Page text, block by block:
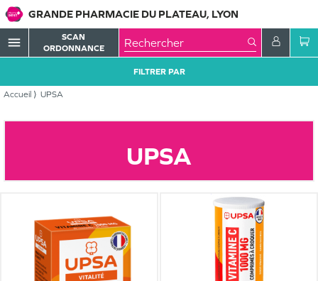
GRANDE PHARMACIE DU PLATEAU, LYON
menu
SCAN
ORDONNANCE
Accueil UPSA
FILTRER PAR
UPSA